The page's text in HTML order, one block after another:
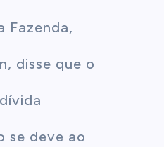
Fazenda,
disse que o
se deve ao